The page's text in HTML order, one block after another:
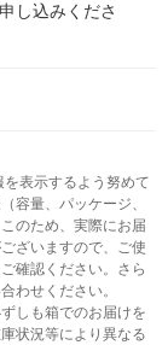
し込みくださ
表示するよう努めて
容量、パッケージ、
のため、実際にお届
ざいますので、ご使
確認ください。さら
わせください。
しも箱でのお届けを
状況等により異なる